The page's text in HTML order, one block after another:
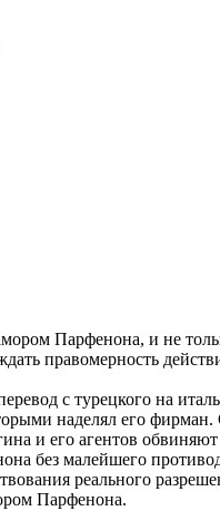
Парфенона, и не
правомерность
с турецкого на
наделял его
и его агентов
без малейшего
реального
Парфенона.